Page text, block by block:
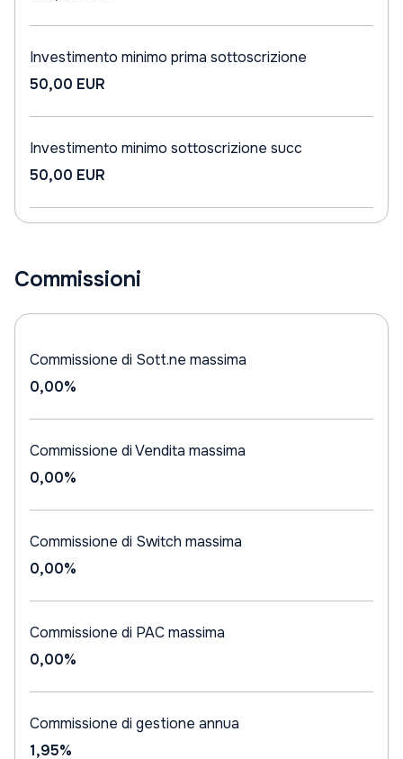
Investimento minimo prima sottoscrizione
50,00 EUR
Investimento minimo sottoscrizione succ
50,00 EUR
Commissioni
Commissione di Sott.ne massima
0,00%
Commissione di Vendita massima
0,00%
Commissione di Switch massima
0,00%
Commissione di PAC massima
0,00%
Commissione di gestione annua
1,95%